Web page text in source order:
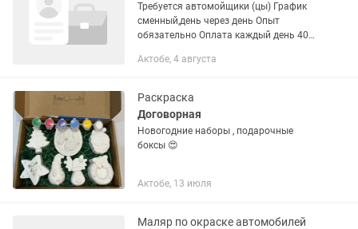
Требуется автомойщики (цы) График
сменный,день через день Опыт
обязательно Оплата каждый день 40%
Актобе, 4 августа
Раскраска
Договорная
Новогодние наборы , подарочные
боксы 😍
Актобе, 13 июля
Маляр по окраске автомобилей